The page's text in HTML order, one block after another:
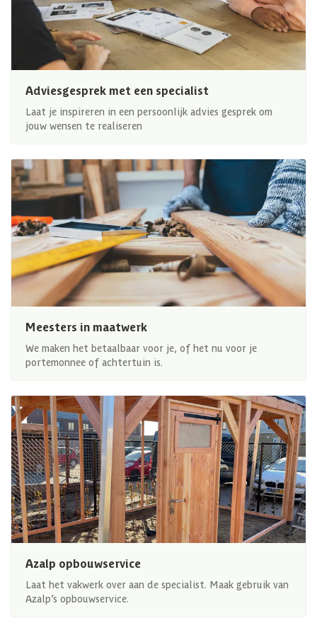
Adviesgesprek met een specialist
Laat je inspireren in een persoonlijk advies gesprek om
jouw wensen te realiseren
Meesters in maatwerk
We maken het betaalbaar voor je, of het nu voor je
portemonnee of achtertuin is.
Azalp opbouwservice
Laat het vakwerk over aan de specialist. Maak gebruik van
Azalp’s opbouwservice.